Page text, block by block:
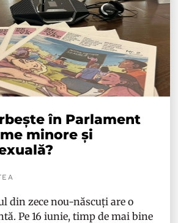
în Parlament
minore și
din zece nou-născuți are o
Pe 16 iunie, timp de mai bine